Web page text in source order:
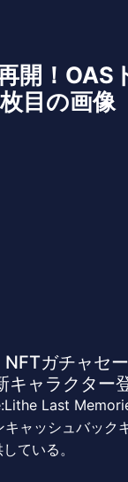
開！OAS
目の画像
ガチャセー
キャラクター
Last
ャッシュバック
ている。